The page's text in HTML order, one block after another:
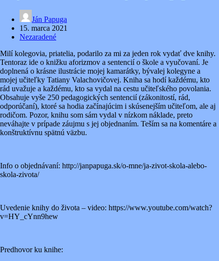
Ján Papuga
15. marca 2021
Nezaradené
Milí kolegovia, priatelia, podarilo za mi za jeden rok vydať dve knihy.
Tentoraz ide o knižku aforizmov a sentencií o škole a vyučovaní. Je
doplnená o krásne ilustrácie mojej kamarátky, bývalej kolegyne a
mojej učiteľky Tatiany Valachovičovej. Kniha sa hodí každému, kto
rád uvažuje a každému, kto sa vydal na cestu učiteľského povolania.
Obsahuje vyše 250 pedagogických sentencií (zákonitostí, rád,
odporúčaní), ktoré sa hodia začínajúcim i skúsenejším učiteľom, ale aj
rodičom. Pozor, knihu som sám vydal v nízkom náklade, preto
neváhajte v prípade záujmu s jej objednaním. Teším sa na komentáre a
konštruktívnu spätnú väzbu.
Info o objednávaní: http://janpapuga.sk/o-mne/ja-zivot-skola-alebo-
skola-zivota/
Uvedenie knihy do života – video: https://www.youtube.com/watch?
v=HY_cYnn9hew
Predhovor ku knihe: